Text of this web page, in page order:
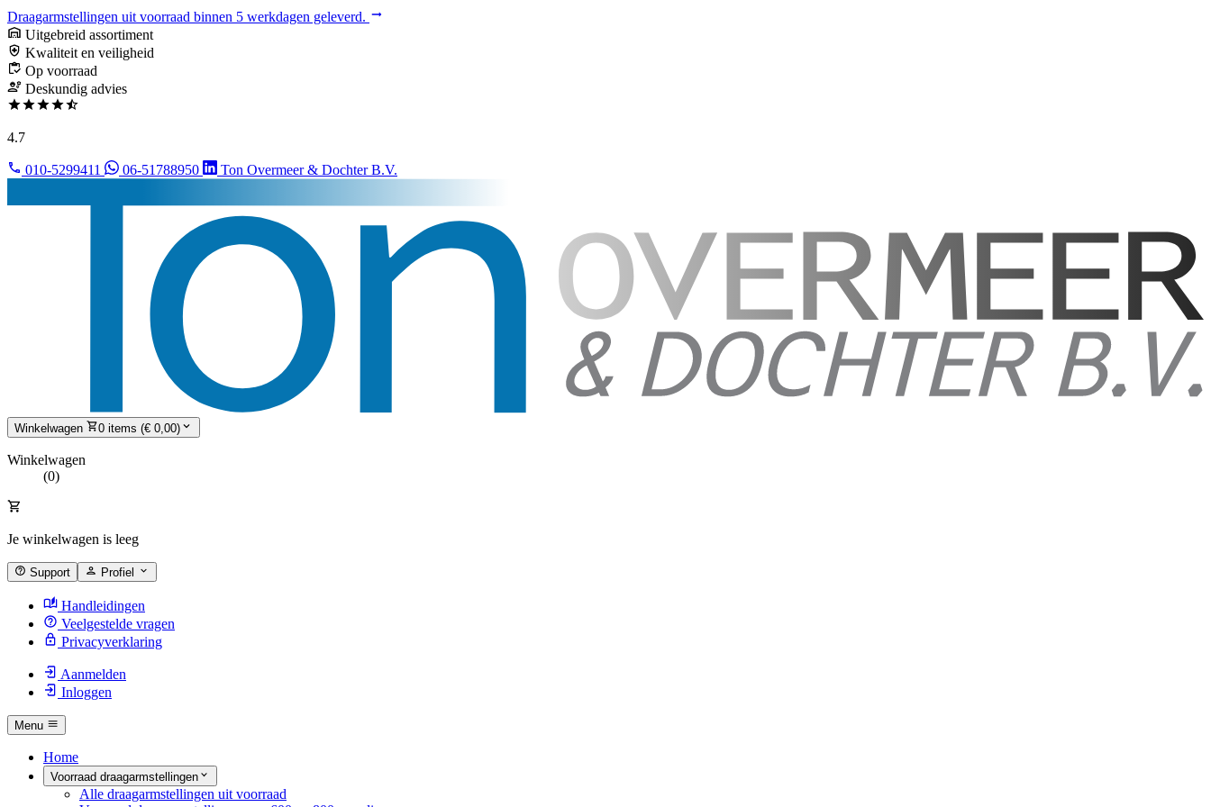
Draagarmstellingen uit voorraad binnen 5 werkdagen geleverd.
Uitgebreid assortiment
Kwaliteit en veiligheid
Op voorraad
Deskundig advies
4.7
010-5299411 06-51788950 Ton Overmeer & Dochter B.V.
Winkelwagen 0 items (€ 0,00)
Winkelwagen
(0)
Je winkelwagen is leeg
Support Profiel
Handleidingen
Veelgestelde vragen
Privacyverklaring
Aanmelden
Inloggen
Menu
Home
Voorraad draagarmstellingen
Alle draagarmstellingen uit voorraad